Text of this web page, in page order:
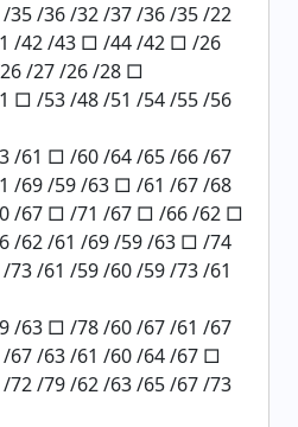
/36 /32 /37 /36 /35 /22
/42 /43 □ /44 /42 □ /26
/27 /26 /28 □
□ /53 /48 /51 /54 /55 /56
/61 □ /60 /64 /65 /66 /67
/69 /59 /63 □ /61 /67 /68
/67 □ /71 /67 □ /66 /62 □
/62 /61 /69 /59 /63 □ /74
/61 /59 /60 /59 /73 /61
/63 □ /78 /60 /67 /61 /67
/63 /61 /60 /64 /67 □
/79 /62 /63 /65 /67 /73